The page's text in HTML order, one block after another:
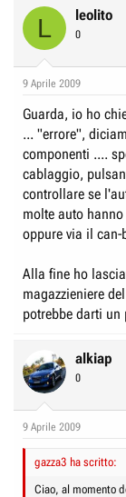
s
o
n
L leolito
0
9 Aprile 2009
Guarda, io ho
... "errore",
componenti ....
cablaggio,
controllare se
molte auto
oppure via il can-
Alla fine ho
magazzieniere
potrebbe darti un
alkiap
0
9 Aprile 2009
gazza3 ha scritto:
Ciao, al momento